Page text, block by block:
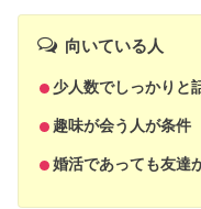
向いている人
少人数でしっかりと
趣味が会う人が条件
婚活であっても友達